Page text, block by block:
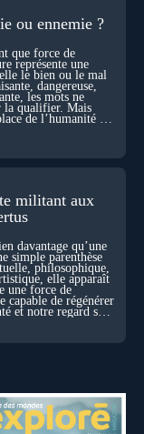
et toujours, cette
que lui-même
la conscience ?
ces
ou ennemie ?
que force de
représente une
le bien ou le mal
dangereuse,
les mots ne
la qualifier. Mais
de l’humanité au
militant aux
davantage qu’une
simple parenthèse
philosophique,
elle apparaît
une force de
capable de régénérer
et notre regard sur